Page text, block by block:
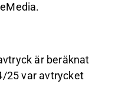
är beräknat
25 var avtrycket